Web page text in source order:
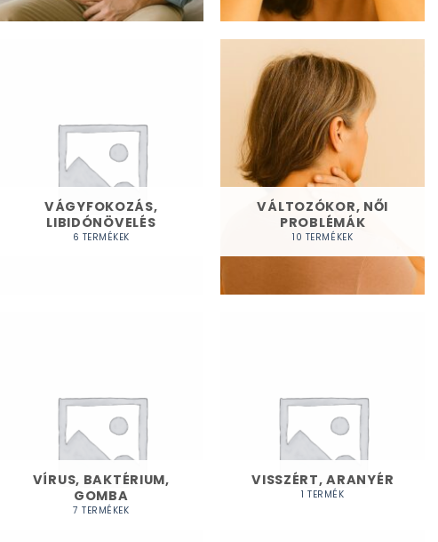
VÁGYFOKOZÁS,
LIBIDÓNÖVELÉS
6 TERMÉKEK
VÁLTOZÓKOR, NŐI
PROBLÉMÁK
10 TERMÉKEK
VÍRUS, BAKTÉRIUM,
GOMBA
7 TERMÉKEK
VISSZÉRT, ARANYÉR
1 TERMÉK